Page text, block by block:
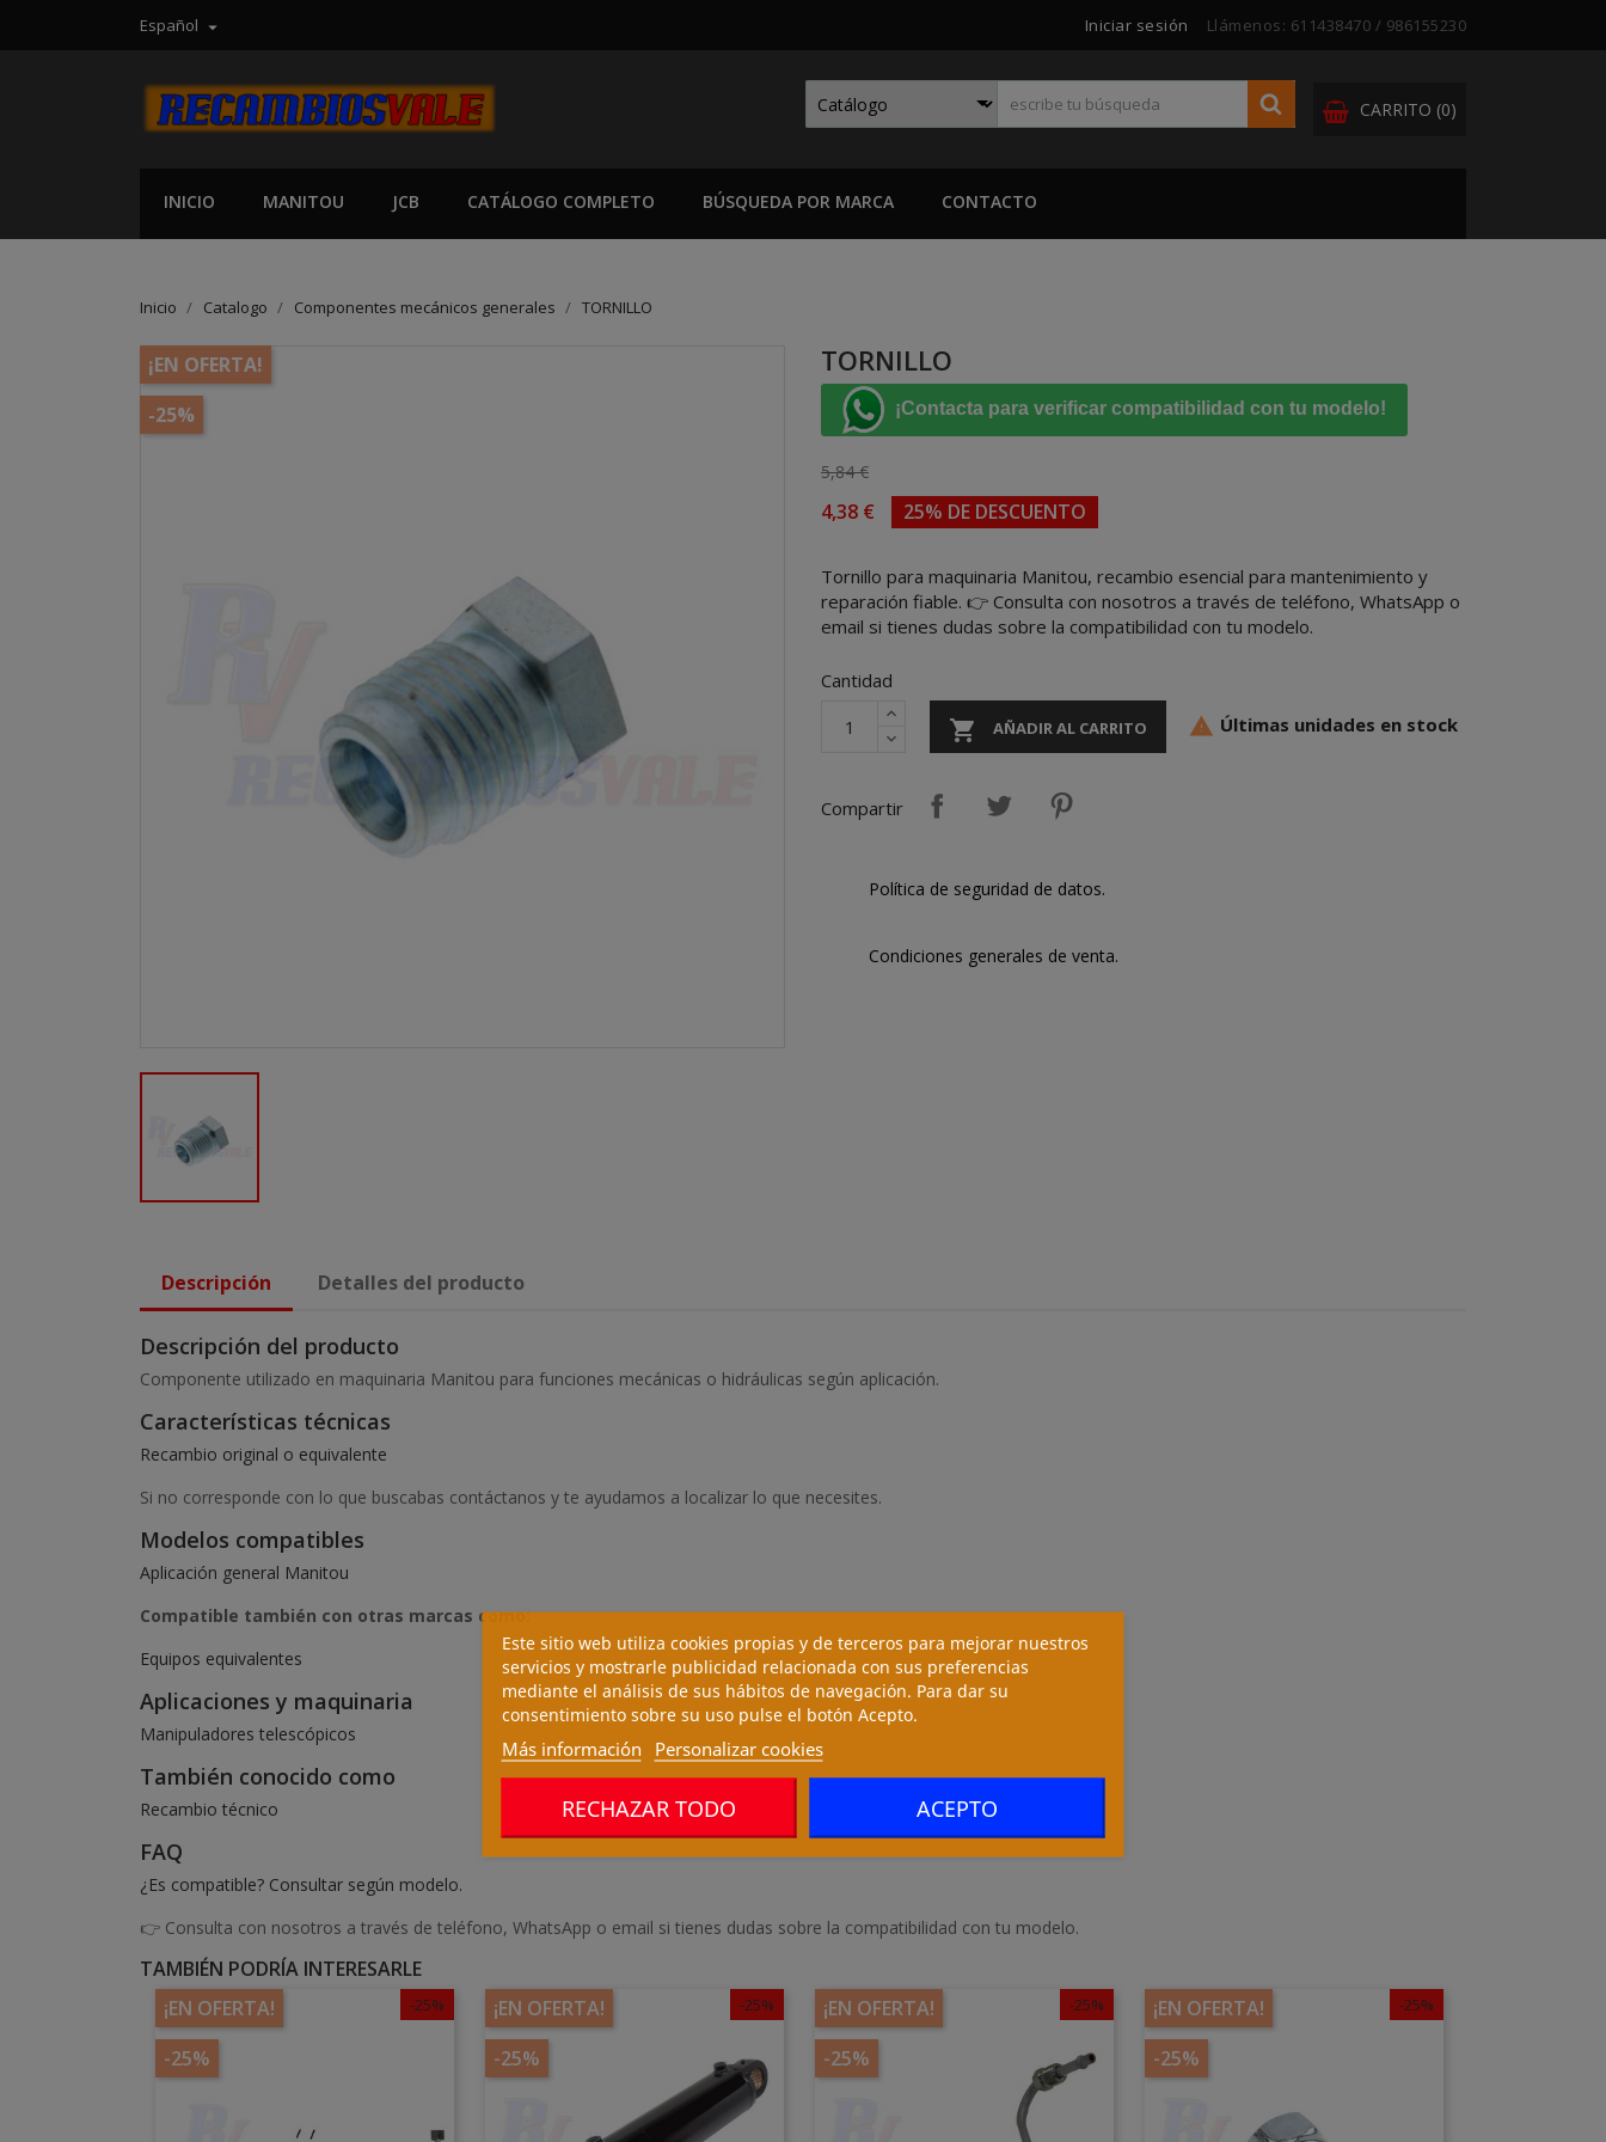
Español  Iniciar sesión Llámenos: 611438470 / 986155230
CARRITO (0)
INICIO MANITOU JCB CATÁLOGO COMPLETO BÚSQUEDA POR MARCA CONTACTO
Inicio Catalogo Componentes mecánicos generales TORNILLO
¡EN OFERTA!
-25%
TORNILLO
¡Contacta para verificar compatibilidad con tu modelo!
5,84 €
4,38 € 25% DE DESCUENTO
Tornillo para maquinaria Manitou, recambio esencial para mantenimiento y
reparación fiable. 👉 Consulta con nosotros a través de teléfono, WhatsApp o
email si tienes dudas sobre la compatibilidad con tu modelo.
Cantidad
 AÑADIR AL CARRITO  Últimas unidades en stock
Compartir
Política de seguridad de datos.
Condiciones generales de venta.
Descripción Detalles del producto
Descripción del producto
Componente utilizado en maquinaria Manitou para funciones mecánicas o hidráulicas según aplicación.
Características técnicas
Recambio original o equivalente
Si no corresponde con lo que buscabas contáctanos y te ayudamos a localizar lo que necesites.
Modelos compatibles
Aplicación general Manitou
Compatible también con otras marcas como:
Equipos equivalentes
Aplicaciones y maquinaria
Manipuladores telescópicos
También conocido como
Recambio técnico
FAQ
¿Es compatible? Consultar según modelo.
👉 Consulta con nosotros a través de teléfono, WhatsApp o email si tienes dudas sobre la compatibilidad con tu modelo.
TAMBIÉN PODRÍA INTERESARLE
-25%
¡EN OFERTA!
-25%
-25%
¡EN OFERTA!
-25%
-25%
¡EN OFERTA!
-25%
-25%
¡EN OFERTA!
-25%
Este sitio web utiliza cookies propias y de terceros para mejorar nuestros
servicios y mostrarle publicidad relacionada con sus preferencias
mediante el análisis de sus hábitos de navegación. Para dar su
consentimiento sobre su uso pulse el botón Acepto.
Más información Personalizar cookies
RECHAZAR TODO ACEPTO